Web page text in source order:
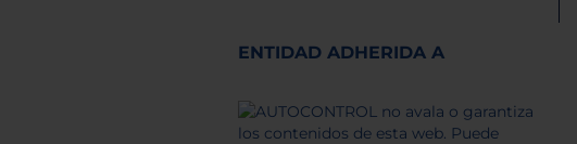
ENTIDAD ADHERIDA A